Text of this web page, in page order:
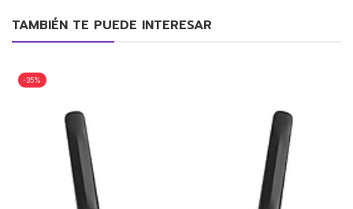
TAMBIÉN TE PUEDE INTERESAR
-35%